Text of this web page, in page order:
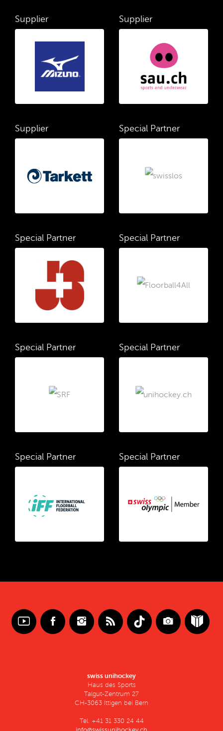
Supplier Supplier
Supplier Special Partner
Special Partner Special Partner
Special Partner Special Partner
Special Partner Special Partner
swiss unihockey
Haus des Sports
Talgut-Zentrum 27
CH-3063 Ittigen bei Bern
Tel. +41 31 330 24 44